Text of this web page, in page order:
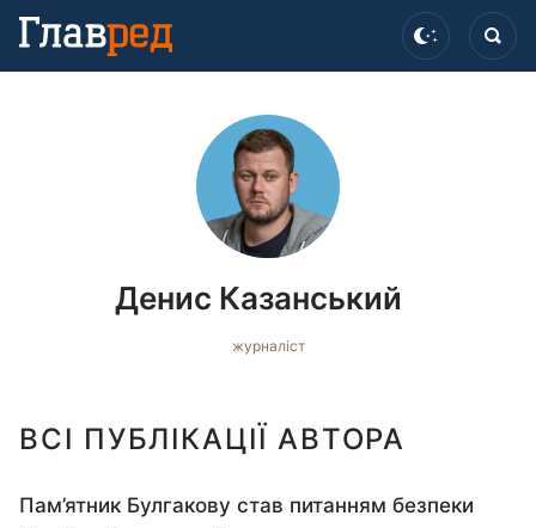
Денис Казанський
журналіст
ВСІ ПУБЛІКАЦІЇ АВТОРА
Пам’ятник Булгакову став питанням безпеки